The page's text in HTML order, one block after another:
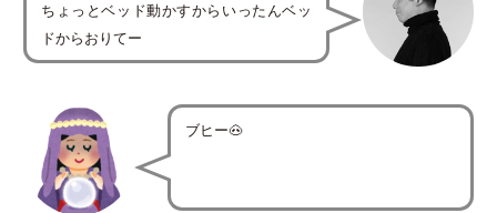
ちょっとベッド動かすからいったんベッ
ドからおりてー
ブヒー🐽